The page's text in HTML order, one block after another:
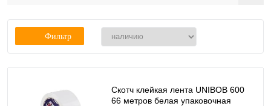
Фильтр
Скотч клейкая лента UNIBOB 600
66 метров белая упаковочная